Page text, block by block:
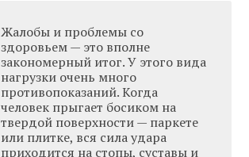
Жалобы и проблемы со
здоровьем — это вполне
закономерный итог. У этого вида
нагрузки очень много
противопоказаний. Когда
человек прыгает босиком на
твердой поверхности — паркете
или плитке, вся сила удара
приходится на стопы, суставы и